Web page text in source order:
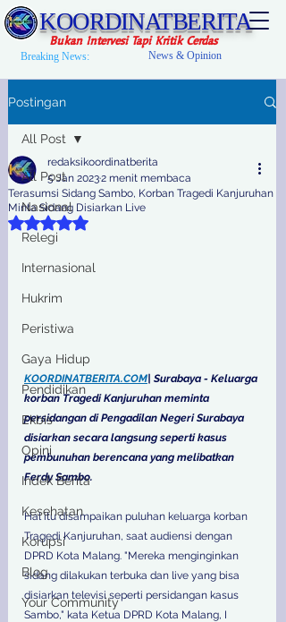
KOORDINATBERITA
Bukan Intervesi Tapi Kritik Cerdas
Breaking News: News & Opinion
Postingan
All Post
Nasional
Relegi
Internasional
Hukrim
Peristiwa
Gaya Hidup
Pendidikan
Ekbis
Opini
Indek Berita
Kesehatan
Korupsi
Blog
Your Community
All Post
Terasumsi Sidang Sambo, Korban Tragedi Kanjuruhan
Minta Sidang Disiarkan Live
redaksikoordinatberita
5 Jan 20232 menit membaca
Dinilai NaN dari 5 bintang.
KOORDINATBERITA.COM | Surabaya - Keluarga
korban Tragedi Kanjuruhan meminta
persidangan di Pengadilan Negeri Surabaya
disiarkan secara langsung seperti kasus
pembunuhan berencana yang melibatkan
Ferdy Sambo.
Hal itu disampaikan puluhan keluarga korban
Tragedi Kanjuruhan, saat audiensi dengan
DPRD Kota Malang. "Mereka menginginkan
sidang dilakukan terbuka dan live yang bisa
disiarkan televisi seperti persidangan kasus
Sambo," kata Ketua DPRD Kota Malang, I